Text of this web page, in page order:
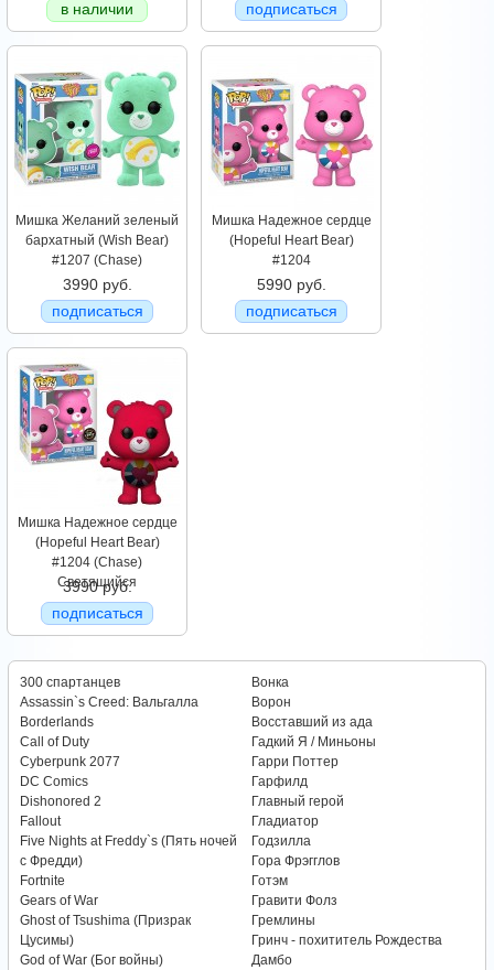
в наличии подписаться
Мишка Желаний зеленый
бархатный (Wish Bear)
#1207 (Chase)
3990 руб.
подписаться
Мишка Надежное сердце
(Hopeful Heart Bear)
#1204
5990 руб.
подписаться
Мишка Надежное сердце
(Hopeful Heart Bear)
#1204 (Chase)
Светящийся
3990 руб.
подписаться
300 спартанцев
Assassin`s Creed: Вальгалла
Borderlands
Call of Duty
Cyberpunk 2077
DC Comics
Dishonored 2
Fallout
Five Nights at Freddy`s (Пять ночей
с Фредди)
Fortnite
Gears of War
Ghost of Tsushima (Призрак
Цусимы)
God of War (Бог войны)
Вонка
Ворон
Восставший из ада
Гадкий Я / Миньоны
Гарри Поттер
Гарфилд
Главный герой
Гладиатор
Годзилла
Гора Фрэгглов
Готэм
Гравити Фолз
Гремлины
Гринч - похититель Рождества
Дамбо